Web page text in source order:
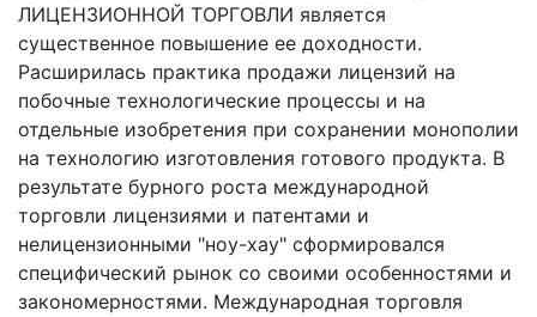
ЛИЦЕНЗИОННОЙ ТОРГОВЛИ является
существенное повышение ее доходности.
Расширилась практика продажи лицензий на
побочные технологические процессы и на
отдельные изобретения при сохранении монополии
на технологию изготовления готового продукта. В
результате бурного роста международной
торговли лицензиями и патентами и
нелицензионными "ноу-хау" сформировался
специфический рынок со своими особенностями и
закономерностями. Международная торговля